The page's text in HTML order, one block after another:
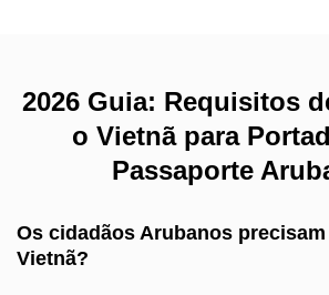
2026 Guia: Requisitos
o Vietnã para
Passaporte
Os cidadãos Arubanos
Vietnã?